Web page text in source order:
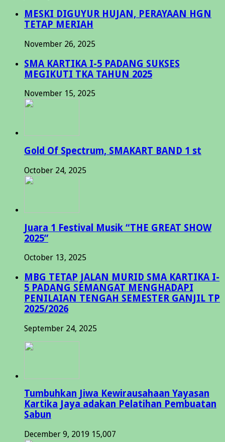
MESKI DIGUYUR HUJAN, PERAYAAN HGN
TETAP MERIAH
November 26, 2025
SMA KARTIKA I-5 PADANG SUKSES
MEGIKUTI TKA TAHUN 2025
November 15, 2025
Gold Of Spectrum, SMAKART BAND 1 st
October 24, 2025
Juara 1 Festival Musik “THE GREAT SHOW
2025”
October 13, 2025
MBG TETAP JALAN MURID SMA KARTIKA I-
5 PADANG SEMANGAT MENGHADAPI
PENILAIAN TENGAH SEMESTER GANJIL TP
2025/2026
September 24, 2025
Tumbuhkan Jiwa Kewirausahaan Yayasan
Kartika Jaya adakan Pelatihan Pembuatan
Sabun
December 9, 2019 15,007